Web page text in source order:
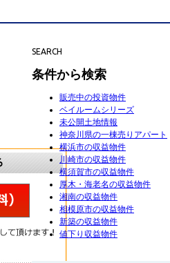
SEARCH
条件から検索
販売中の投資物件
ベイルームシリーズ
未公開土地情報
神奈川県の一棟売りアパート
横浜市の収益物件
川崎市の収益物件
横須賀市の収益物件
厚木・海老名の収益物件
湘南の収益物件
相模原市の収益物件
新築の収益物件
値下り収益物件